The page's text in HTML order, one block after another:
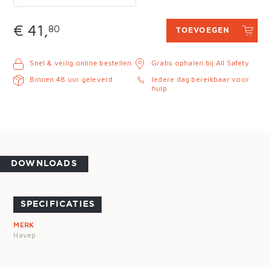
€ 41,80 TOEVOEGEN
Snel & veilig online bestellen
Binnen 48 uur geleverd
Gratis ophalen bij All Safety
Iedere dag bereikbaar voor
hulp
DOWNLOADS
SPECIFICATIES
MERK
Havep